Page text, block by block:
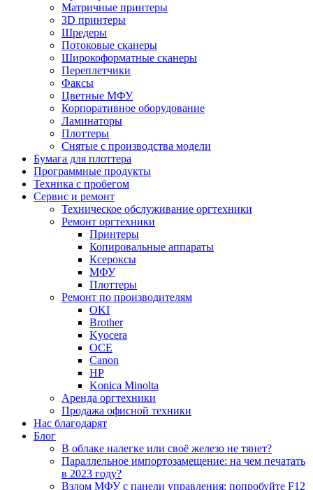
Матричные принтеры
3D принтеры
Шредеры
Потоковые сканеры
Широкоформатные сканеры
Переплетчики
Факсы
Цветные МФУ
Корпоративное оборудование
Ламинаторы
Плоттеры
Снятые с производства модели
Бумага для плоттера
Программные продукты
Техника с пробегом
Сервис и ремонт
Техническое обслуживание оргтехники
Ремонт оргтехники
Принтеры
Копировальные аппараты
Ксероксы
МФУ
Плоттеры
Ремонт по производителям
OKI
Brother
Kyocera
OCE
Canon
HP
Konica Minolta
Аренда оргтехники
Продажа офисной техники
Нас благодарят
Блог
В облаке налегке или своё железо не тянет?
Параллельное импортозамещение: на чем печатать
в 2023 году?
Взлом МФУ с панели управления: попробуйте F12